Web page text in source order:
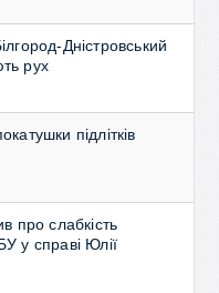
Дністровський
рух
підлітків
про слабкість
у справі Юлії